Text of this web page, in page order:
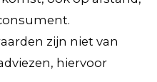
zijn niet van
hiervoor